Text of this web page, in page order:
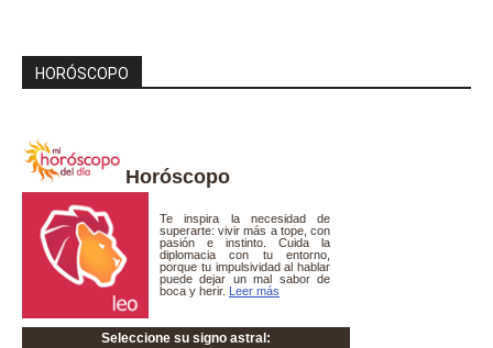
HORÓSCOPO
Horóscopo